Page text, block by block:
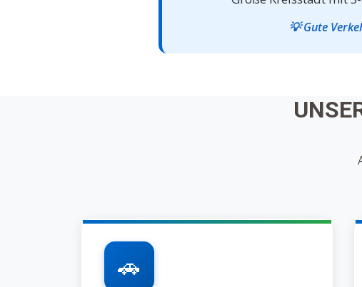
💡 Gute
🚗